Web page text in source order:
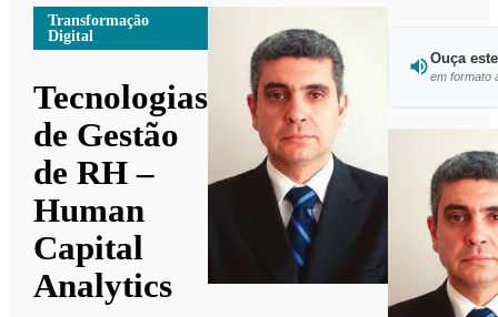
Transformação
Digital
Tecnologias
de Gestão
de RH –
Human
Capital
Analytics
Ouça
em formato